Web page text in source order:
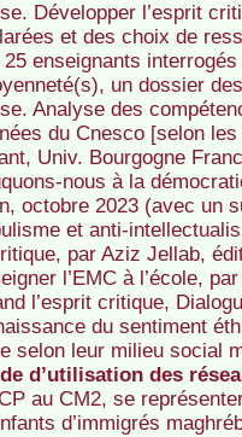
Développer l’esprit
et des choix de
25 enseignants
un dossier
Analyse des
du Cnesco [selon
Univ. Bourgogne
nous à la
octobre 2023 (avec un
et anti-
par Aziz Jellab,
l’EMC à l’école,
l’esprit critique,
du sentiment
selon leur milieu social
d’utilisation des
au CM2, se
d’immigrés